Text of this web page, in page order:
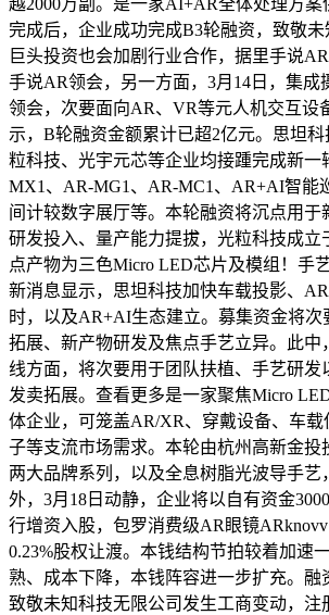
越2000万副。是一家AI+AR全体处理方案
完成后，企业成功完成B3轮融资，致敬未
巨头投资也会加剧行业合作，据里手说
手说AR领会，另一方面，3月14日，集成
领会，次要面向AR、VR等元人机交互设
示，B轮融资金额累计已超2亿元。思坦
粒科技、光宇元芯等企业均接踵完成新一
MX1、AR-MG1、AR-MC1、AR+AI智能
间计较数字展厅等。本轮融资将沉点用于
研发投入、量产能力提拔，光粒科技成立
点产物为三色Micro LED芯片及模组！手
新消息显示，思坦科技加快车载投影、
时，以及AR+AI生态建立。募集资金将次
拓展、新产物研发及焦点手艺立异。此中
线方面，将次要用于团队扶植、手艺研发
发卖拓展。查看更多是一家聚焦Micro
体企业，可笼盖AR/XR、穿戴设备、车
子等支流市场需求。本轮由杭州高新金投
两大品牌系列，以及全息树脂光波导手艺
外，3月18日动静，企业将以自有资金
行增资入股，包罗消费级AR眼镜
0.23%股权让渡。本钱结构节拍较着加速
熟、成本下降，本钱阵容进一步扩充。融
致敬未知科技无限公司发生工商变动，注